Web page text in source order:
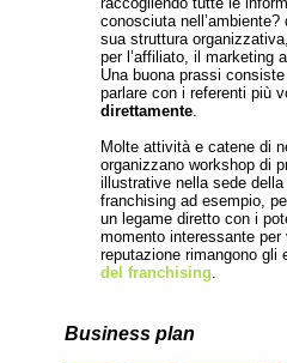
conosciuta
sua struttura
per l’affiliato, il marketing
Una buona prassi
parlare con i referenti più
direttamente.
Molte attività e catene di
organizzano workshop di
illustrative nella sede
franchising ad esempio,
un legame diretto con i
momento interessante
reputazione rimangono
del franchising.
Business plan